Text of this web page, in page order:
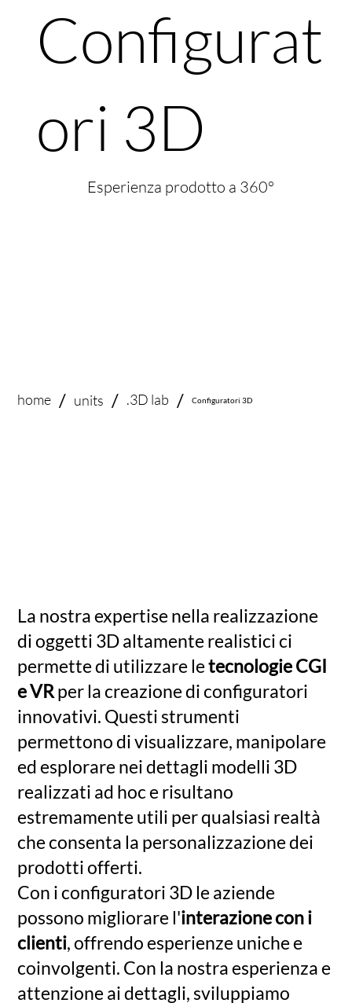
Configurat
ori 3D
Esperienza prodotto a 360°
home / units / .3D lab / Configuratori 3D
La nostra expertise nella realizzazione
di oggetti 3D altamente realistici ci
permette di utilizzare letecnologie CGI
e VRper la creazione di configuratori
innovativi. Questi strumenti
permettono di visualizzare, manipolare
ed esplorare nei dettagli modelli 3D
realizzati ad hoc e risultano
estremamente utili per qualsiasi realtà
che consenta la personalizzazione dei
prodotti offerti.
Con i configuratori 3D le aziende
possono migliorare l'interazione con i
clienti, offrendo esperienze uniche e
coinvolgenti. Con la nostra esperienza e
attenzione ai dettagli, sviluppiamo